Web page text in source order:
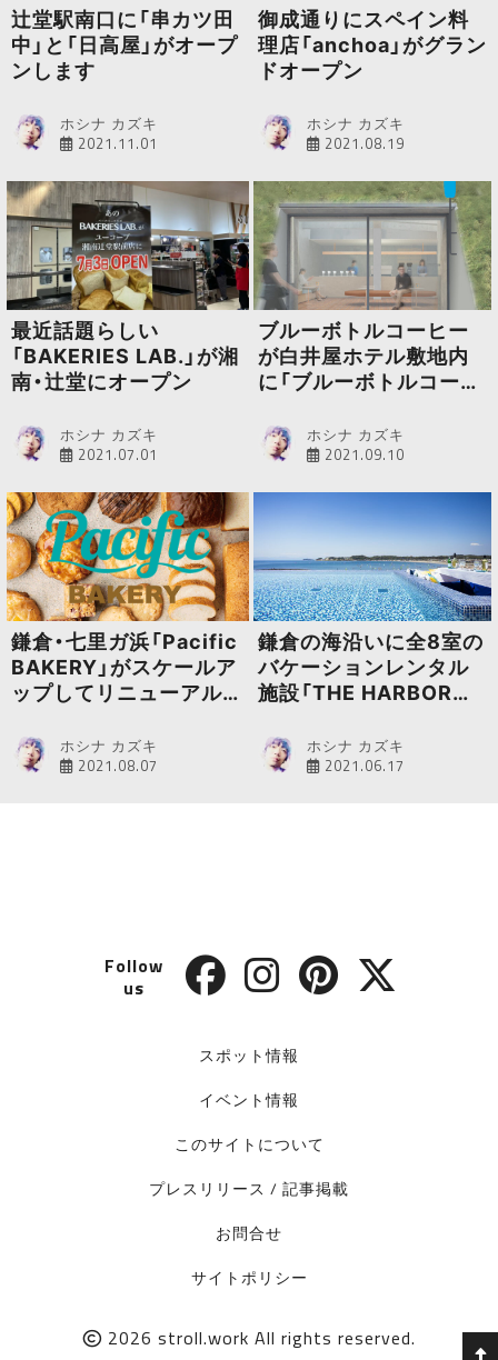
辻堂駅南口に「串カツ田
中」と「日高屋」がオープ
ンします
ホシナ カズキ
2021.11.01
御成通りにスペイン料
理店「anchoa」がグラン
ドオープン
ホシナ カズキ
2021.08.19
最近話題らしい
「BAKERIES LAB.」が湘
南・辻堂にオープン
ホシナ カズキ
2021.07.01
ブルーボトルコーヒー
が白井屋ホテル敷地内
に「ブルーボトルコーヒ
プン
ホシナ カズキ
2021.09.10
鎌倉・七里ガ浜「Pacific
BAKERY」がスケールア
ップしてリニューアルオ
ホシナ カズキ
2021.08.07
鎌倉の海沿いに全8室の
バケーションレンタル
施設「THE HARBOR
ホシナ カズキ
2021.06.17
Follow
us
スポット情報
イベント情報
このサイトについて
プレスリリース / 記事掲載
お問合せ
サイトポリシー
2026 stroll.work All rights reserved.